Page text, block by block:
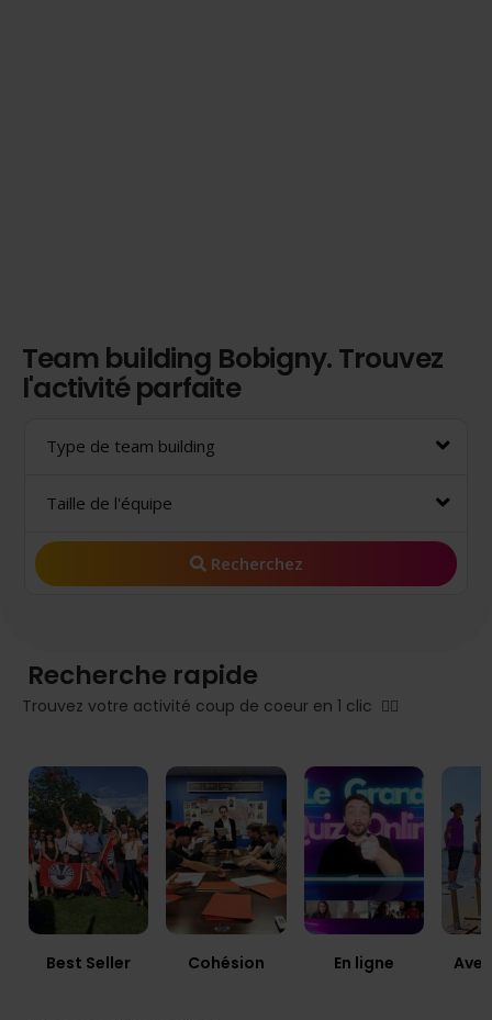
Team building Bobigny. Trouvez
l'activité parfaite
Type de team building
Taille de l'équipe
Recherchez
Recherche rapide
Trouvez votre activité coup de coeur en 1 clic 👇🏻
Best Seller Cohésion En ligne